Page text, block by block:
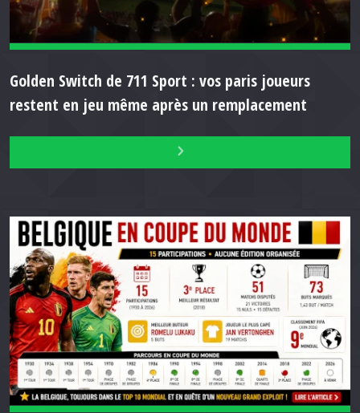
Golden Switch de 711 Sport : vos paris joueurs
restent en jeu même après un remplacement